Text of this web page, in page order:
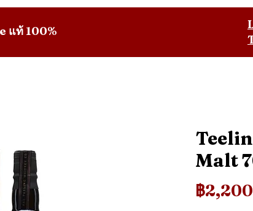
แท้ 100%
Malt
฿